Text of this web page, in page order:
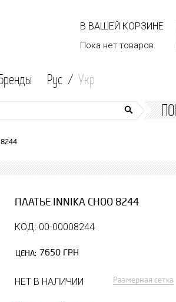
В ВАШЕЙ КОРЗИНЕ
Пока нет товаров
Рус / Укр
ПЛАТЬЕ INNIKA CHOO 8244
КОД: 00-00008244
ЦЕНА: 7650 ГРН
НЕТ В НАЛИЧИИ Размерная сетка